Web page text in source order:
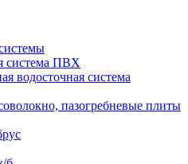
система ПВХ
водосточная система
пазогребневые плиты